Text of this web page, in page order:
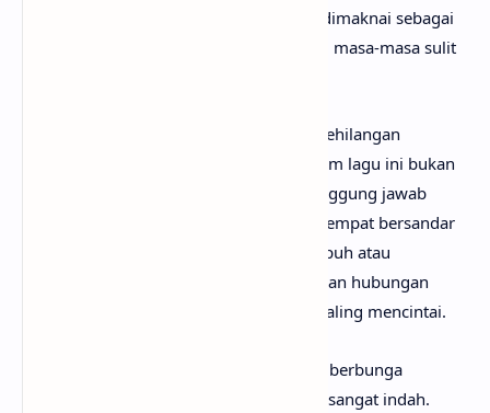
Kehancuran dunia dalam lagu ini dapat dimaknai sebagai
berbagai cobaan hidup, kehilangan, atau masa-masa sulit
Kalimat “kan kujaga keutuhan jiwa bila kehilangan
arahnya” menunjukkan bahwa cinta dalam lagu ini bukan
sekadar perasaan, tetapi juga bentuk tanggung jawab
emosional. Tokoh utama ingin menjadi tempat bersandar
ketika orang yang dicintainya merasa rapuh atau
kehilangan arah. Lagu ini menggambarkan hubungan
yang saling menguatkan, bukan hanya saling mencintai.
Lirik “dari debu dan tanah kubuat taman berbunga
istimewa” menggunakan metafora yang sangat indah.